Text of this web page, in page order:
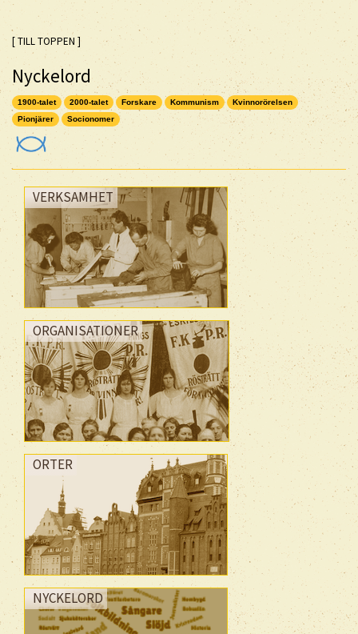
[ TILL TOPPEN ]
Nyckelord
1900-talet 2000-talet Forskare Kommunism
Kvinnorörelsen
Pionjärer
Socionomer
VERKSAMHET
ORGANISATIONER
ORTER
NYCKELORD